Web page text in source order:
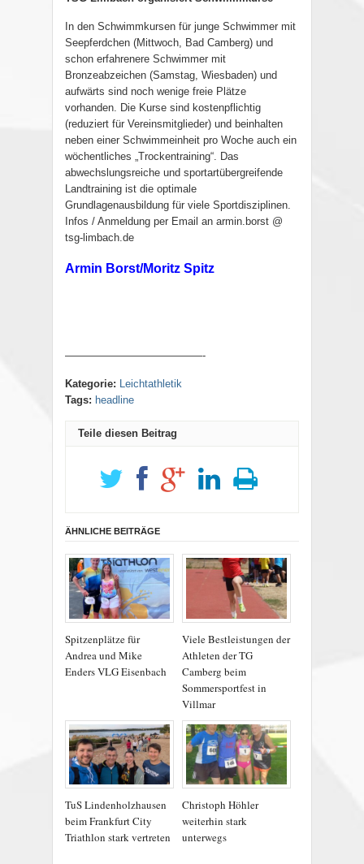
In den Schwimmkursen für junge Schwimmer mit
Seepferdchen (Mittwoch, Bad Camberg) und
schon erfahrenere Schwimmer mit
Bronzeabzeichen (Samstag, Wiesbaden) und
aufwärts sind noch wenige freie Plätze
vorhanden. Die Kurse sind kostenpflichtig
(reduziert für Vereinsmitglieder) und beinhalten
neben einer Schwimmeinheit pro Woche auch ein
wöchentliches „Trockentraining“. Das
abwechslungsreiche und sportartübergreifende
Landtraining ist die optimale
Grundlagenausbildung für viele Sportdisziplinen.
Infos / Anmeldung per Email an armin.borst @
tsg-limbach.de
Armin Borst/Moritz Spitz
—————————————-
Kategorie: Leichtathletik
Tags: headline
Teile diesen Beitrag
ÄHNLICHE BEITRÄGE
Spitzenplätze für
Andrea und Mike
Enders VLG Eisenbach
Viele Bestleistungen der
Athleten der TG
Camberg beim
Sommersportfest in
Villmar
TuS Lindenholzhausen
beim Frankfurt City
Triathlon stark vertreten
Christoph Höhler
weiterhin stark
unterwegs